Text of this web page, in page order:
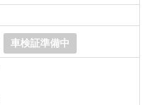
車検証準備中